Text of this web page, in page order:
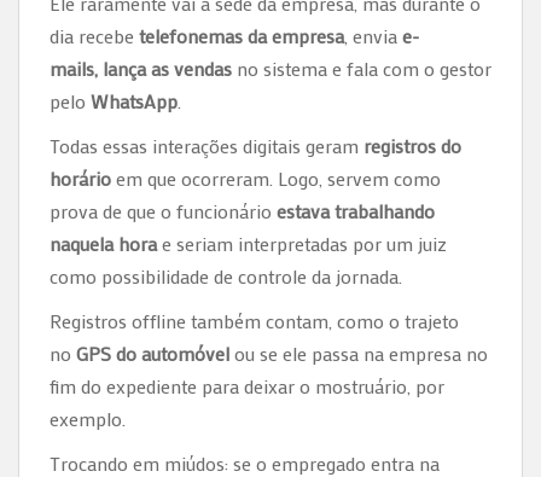
dia recebe telefonemas da empresa, enviae-
mails, lança as vendas no sistemae fala com o gestor
pelo WhatsApp
Todas essas interações digitais geram registros do
horárioem que ocorreram. Logo, servem como
prova de que o funcionário estava trabalhando
naquela horae seriam interpretadas por um juiz
como possibilidade de controle da jornada.
Registros offline também contam, como o trajeto
no GPS do automóvelou se ele passa na empresa no
fim do expediente para deixar o mostruário, por
exemplo.
Trocando em miúdos: se o empregado entra na